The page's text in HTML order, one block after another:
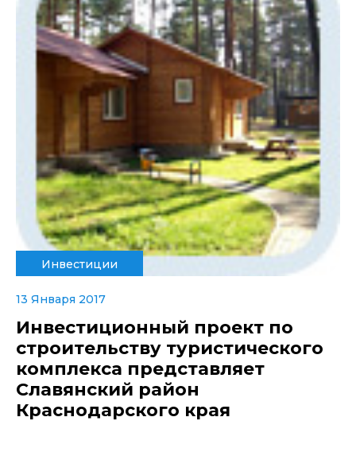
Инвестиции
13 Января 2017
Инвестиционный проект по
строительству туристического
комплекса представляет
Славянский район
Краснодарского края